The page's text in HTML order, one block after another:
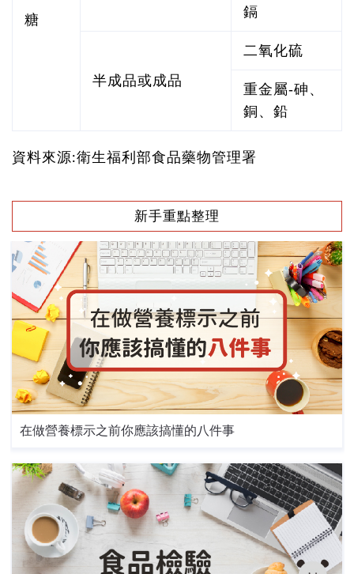
糖
鎘
半成品或成品
二氧化硫
重金屬-砷、
銅、鉛
資料來源:衛生福利部食品藥物管理署
新手重點整理
在做營養標示之前你應該搞懂的八件事